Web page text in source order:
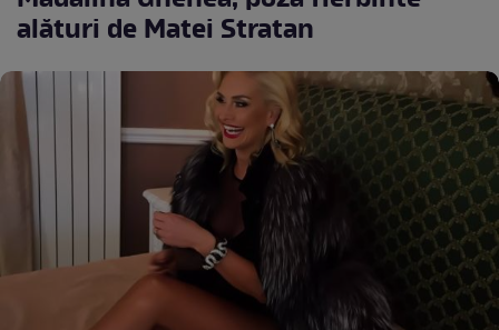
alături de Matei Stratan